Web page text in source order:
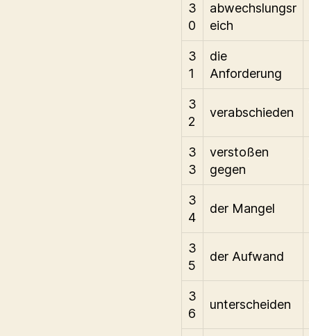
3
0
abwechslungsr
eich
3
1
die
Anforderung
3
2
verabschieden
3
3
verstoßen
gegen
3
4
der Mangel
3
5
der Aufwand
3
6
unterscheiden